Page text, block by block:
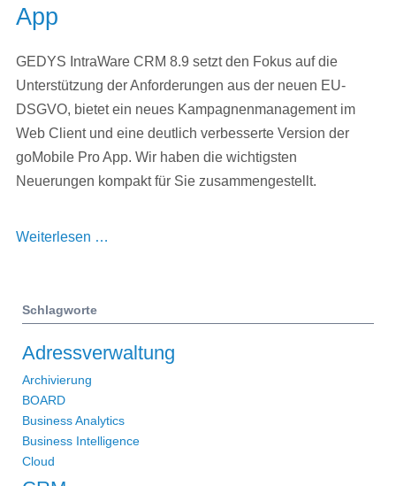
App
GEDYS IntraWare CRM 8.9 setzt den Fokus auf die
Unterstützung der Anforderungen aus der neuen EU-
DSGVO, bietet ein neues Kampagnenmanagement im
Web Client und eine deutlich verbesserte Version der
goMobile Pro App. Wir haben die wichtigsten
Neuerungen kompakt für Sie zusammengestellt.
Weiterlesen …
Unterstützung
DSGVO,
neues
Schlagworte
Adressverwaltung
Archivierung
BOARD
Business Analytics
Business Intelligence
Cloud